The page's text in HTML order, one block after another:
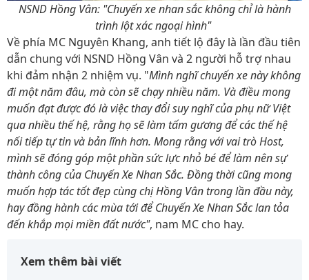
NSND Hồng Vân: "Chuyến xe nhan sắc không chỉ là hành
trình lột xác ngoại hình"
Về phía MC Nguyên Khang, anh tiết lộ đây là lần đầu tiên
dẫn chung với NSND Hồng Vân và 2 người hỗ trợ nhau
khi đảm nhận 2 nhiệm vụ. "Mình nghĩ chuyến xe này không
đi một năm đâu, mà còn sẽ chạy nhiều năm. Và điều mong
muốn đạt được đó là việc thay đổi suy nghĩ của phụ nữ Việt
qua nhiều thế hệ, rằng họ sẽ làm tấm gương để các thế hệ
nối tiếp tự tin và bản lĩnh hơn. Mong rằng với vai trò Host,
mình sẽ đóng góp một phần sức lực nhỏ bé để làm nên sự
thành công của Chuyến Xe Nhan Sắc. Đồng thời cũng mong
muốn hợp tác tốt đẹp cùng chị Hồng Vân trong lần đầu này,
hay đồng hành các mùa tới để Chuyến Xe Nhan Sắc lan tỏa
đến khắp mọi miền đất nước", nam MC cho hay.
Xem thêm bài viết